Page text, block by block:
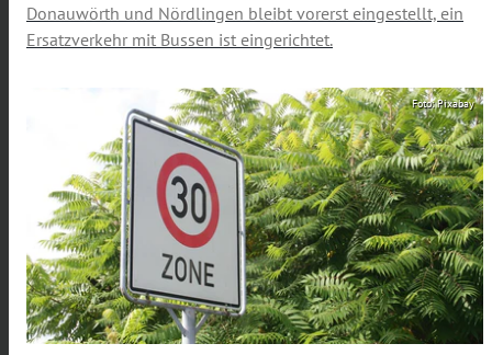
Donauwörth und Nördlingen bleibt vorerst eingestellt, ein
Ersatzverkehr mit Bussen ist eingerichtet.
Foto: Pixabay